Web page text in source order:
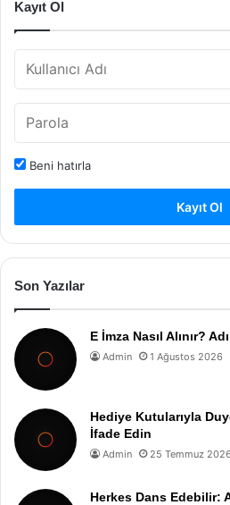
Kayıt Ol
Beni hatırla
Kayıt Ol
Son Yazılar
E İmza Nasıl Alınır?
Admin 1 Ağustos 2026
Hediye Kutularıyla
İfade Edin
Admin 25 Temmuz 2026
Herkes Dans Edebilir: